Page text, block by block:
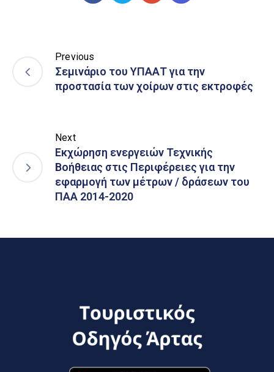
Previous
Σεμινάριο του ΥΠΑΑΤ για την
προστασία των χοίρων στις εκτροφές
Next
Εκχώρηση ενεργειών Τεχνικής
Βοήθειας στις Περιφέρειες για την
εφαρμογή των μέτρων / δράσεων του
ΠΑΑ 2014-2020